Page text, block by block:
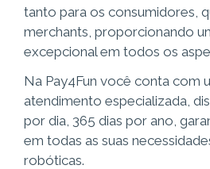
tanto para os consumidores,
merchants, proporcionando
excepcional em todos os
Na Pay4Fun você conta com
atendimento especializada,
por dia, 365 dias por ano,
em todas as suas
robóticas.